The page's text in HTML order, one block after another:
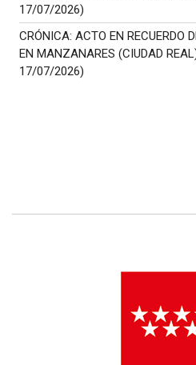
17/07/2026)
CRÓNICA: ACTO EN RECUERDO
EN MANZANARES (CIUDAD
17/07/2026)